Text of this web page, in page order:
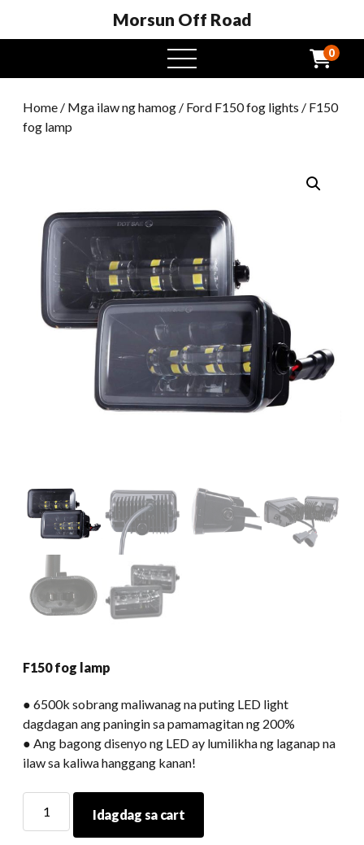
Morsun Off Road
Buksan
ang
0
Home / Mga ilaw ng hamog / Ford F150 fog lights / F150
fog lamp
F150 fog lamp
● 6500k sobrang maliwanag na puting LED light
dagdagan ang paningin sa pamamagitan ng 200%
● Ang bagong disenyo ng LED ay lumilikha ng laganap na
ilaw sa kaliwa hanggang kanan!
Idagdag sa cart